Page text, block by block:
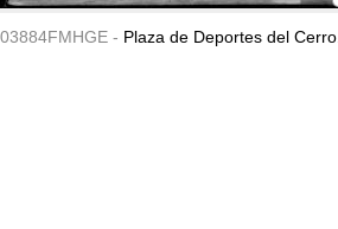
03884FMHGE - Plaza de Deportes del Cerro.